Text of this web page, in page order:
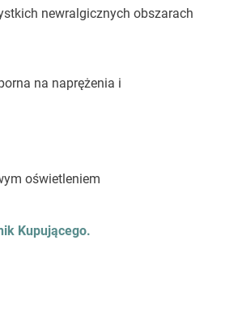
newralgicznych obszarach
na naprężenia i
oświetleniem
Kupującego.